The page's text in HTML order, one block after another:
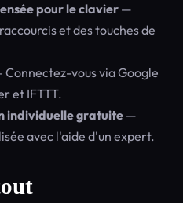
pour le clavier —
et des touches de
Connectez-vous via Google
et IFTTT.
individuelle gratuite —
avec l'aide d'un expert.